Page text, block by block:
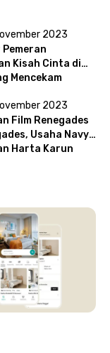
2023
Kisah Cinta di
Mencekam
2023
Film Renegades
Usaha Navy
Harta Karun